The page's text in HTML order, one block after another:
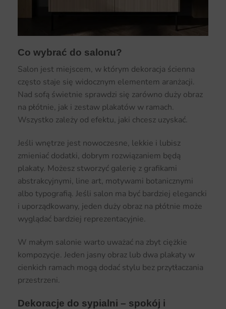
Co wybrać do salonu?
Salon jest miejscem, w którym dekoracja ścienna
często staje się widocznym elementem aranżacji.
Nad sofą świetnie sprawdzi się zarówno duży obraz
na płótnie, jak i zestaw plakatów w ramach.
Wszystko zależy od efektu, jaki chcesz uzyskać.
Jeśli wnętrze jest nowoczesne, lekkie i lubisz
zmieniać dodatki, dobrym rozwiązaniem będą
plakaty. Możesz stworzyć galerię z grafikami
abstrakcyjnymi, line art, motywami botanicznymi
albo typografią. Jeśli salon ma być bardziej elegancki
i uporządkowany, jeden duży obraz na płótnie może
wyglądać bardziej reprezentacyjnie.
W małym salonie warto uważać na zbyt ciężkie
kompozycje. Jeden jasny obraz lub dwa plakaty w
cienkich ramach mogą dodać stylu bez przytłaczania
przestrzeni.
Dekoracje do sypialni – spokój i